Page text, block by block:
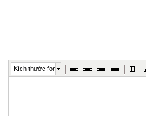
Trùng roi
Kích thước font